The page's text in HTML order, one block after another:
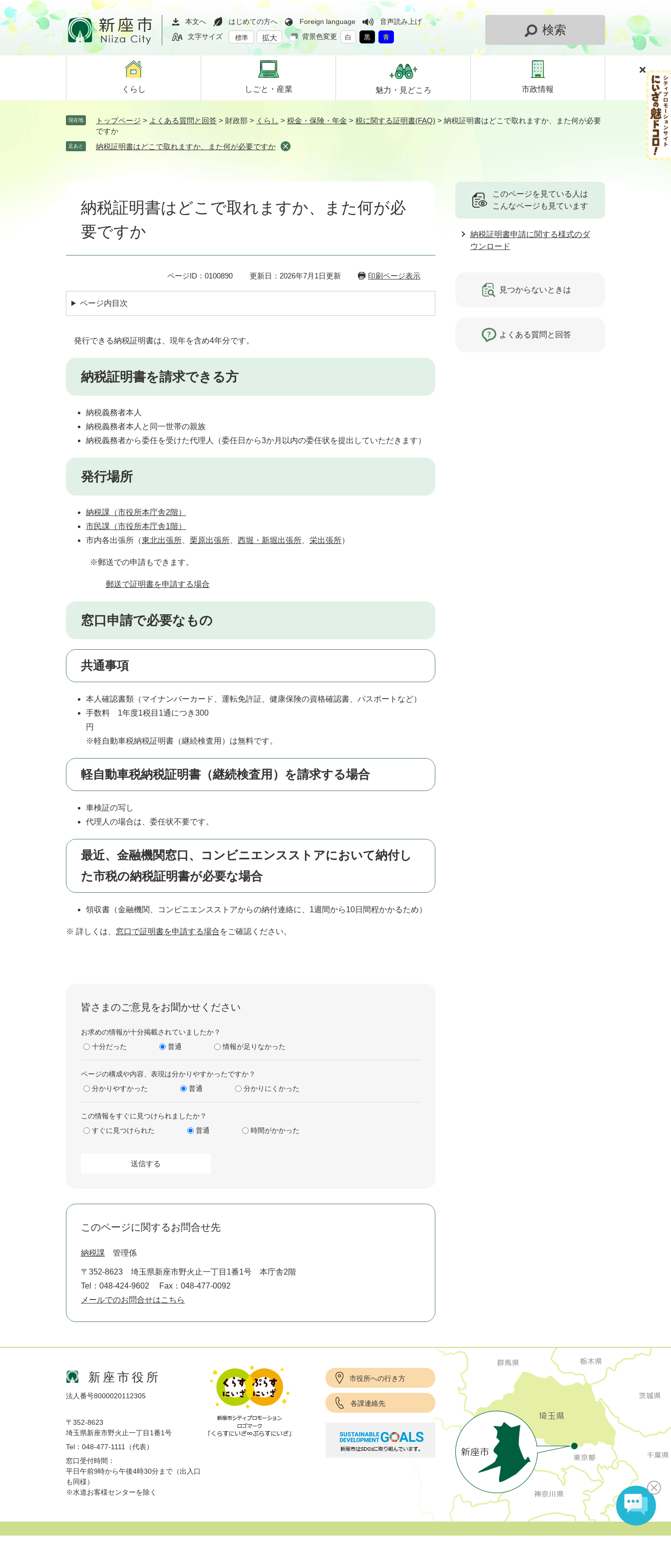
ペ
ー
ジ
メ
ニ
ュ
て
本文へ はじめての方へ Foreign language
音声読み上げ
文字サイズ
標準 拡大 背景色変更 白 黒 青
検索
くらし しごと・ 産業 魅力・ 見どころ 市政情報
現在地 トップページ > よくある質問と回答 > 財政部 > くらし > 税金・保険・年金 > 税に関する証明書(FAQ) > 納税証明書はどこで取れますか、また何が必要
ですか
足あと 納税証明書はどこで取れますか、また何が必要ですか
納税証明書はどこで取れますか、また何が必
要ですか
ページID：0100890 更新日：2026年7月1日更新 印刷ページ表示
ページ内目次
発行できる納税証明書は、現年を含め4年分です。
納税証明書を請求できる方
納税義務者本人
納税義務者本人と同一世帯の親族
納税義務者から委任を受けた代理人（委任日から3か月以内の委任状を提出していただきます）
発行場所
納税課（市役所本庁舎2階）
市民課（市役所本庁舎1階）
市内各出張所（東北出張所 栗原出張所 西堀・新堀出張所 栄出張所）
※郵送での申請もできます。
郵送で証明書を申請する場合
窓口申請で必要なもの
共通事項
本人確認書類（マイナンバーカード、運転免許証、健康保険の資格確認書、パスポートなど）
手数料 1年度1税目1通につき300
円
※軽自動車税納税証明書（継続検査用）は無料です。
軽自動車税納税証明書（継続検査用）を請求する場合
車検証の写し
代理人の場合は、委任状不要です。
最近、金融機関窓口、コンビニエンスストアにおいて納付し
た市税の納税証明書が必要な場合
領収書（金融機関、コンビニエンスストアからの納付連絡に、1週間から10日間程かかるため）
※ 詳しくは、 窓口で証明書を申請する場合をご確認ください。
皆さまのご意見をお聞かせください
お求めの情報が十分掲載されていましたか？
十分だった
普通 情報が足りなかった
ページの構成や内容、表現は分かりやすかったですか？
分かりやすかった
普通 分かりにくかった
この情報をすぐに見つけられましたか？
すぐに見つけられた
普通 時間がかかった
このページに関するお問合せ先
納税課 管理係
〒352-8623
埼玉県新座市野火止一丁目1番1号 本庁舎2階
Tel：048-424-9602
Fax：048-477-0092
メールでのお問合せはこちら
このページを見ている人は
こんなページも見ています
納税証明書申請に関する様式のダ
ウンロード
見つからないときは
よくある質問と回答
新座市役所
法人番号8000020112305
〒352-8623
埼玉県新座市野火止一丁目1番1号
Tel：048-477-1111（代表）
窓口受付時間：
平日午前9時から午後4時30分まで（出入口
も同様）
※水道お客様センターを除く
市役所への行き方
各課連絡先